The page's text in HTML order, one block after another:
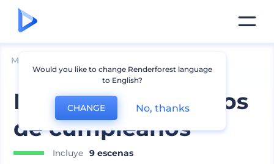
Mockups
Mockup para globos
de cumpleaños
Incluye 9 escenas
Would you like to change Renderforest language
to English?
CHANGE No, thanks